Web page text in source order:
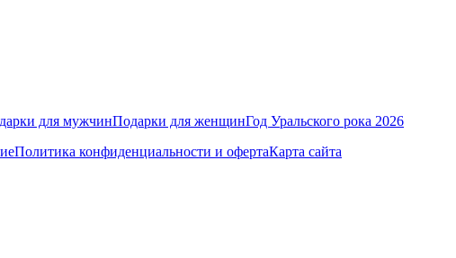
для мужчинПодарки для женщинГод Уральского рока 2026
Политика конфиденциальности и офертаКарта сайта